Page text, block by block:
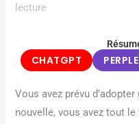
lecture
CHATGPT
Vous avez prévu
nouvelle, vous avez tout